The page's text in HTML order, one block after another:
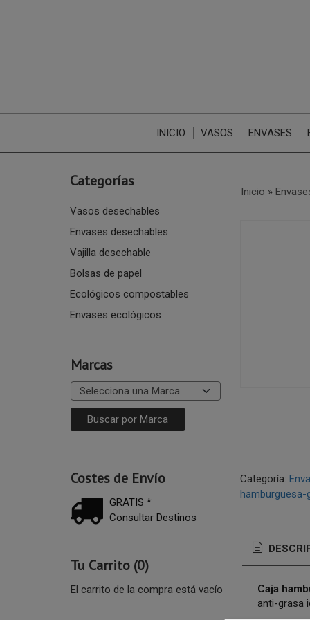
INICIO VASOS ENVASES
Categorías
Vasos desechables
Envases desechables
Vajilla desechable
Bolsas de papel
Ecológicos compostables
Envases ecológicos
Marcas
Costes de Envío
GRATIS *
Consultar Destinos
Tu Carrito (0)
El carrito de la compra está vacío
Inicio »
Categoría:
hamburguesa-
Caja
anti-grasa